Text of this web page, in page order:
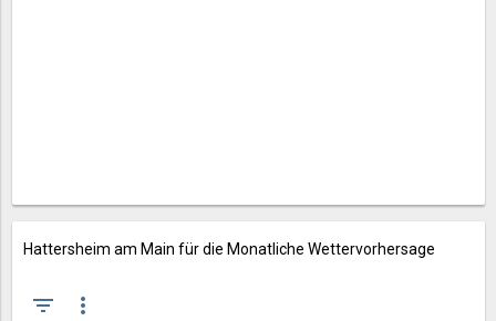
Hattersheim am Main für die Monatliche Wettervorhersage
filter_list more_vert